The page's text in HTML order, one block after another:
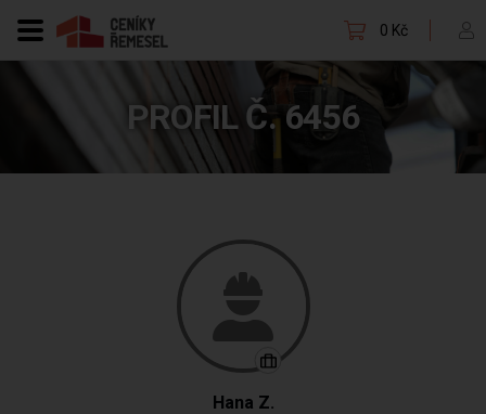
0 Kč
PROFIL Č. 6456
Hana Z.